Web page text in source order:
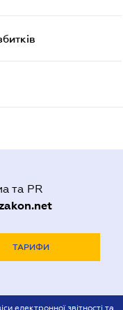
та PR
ТАРИФИ
електронної звітності та